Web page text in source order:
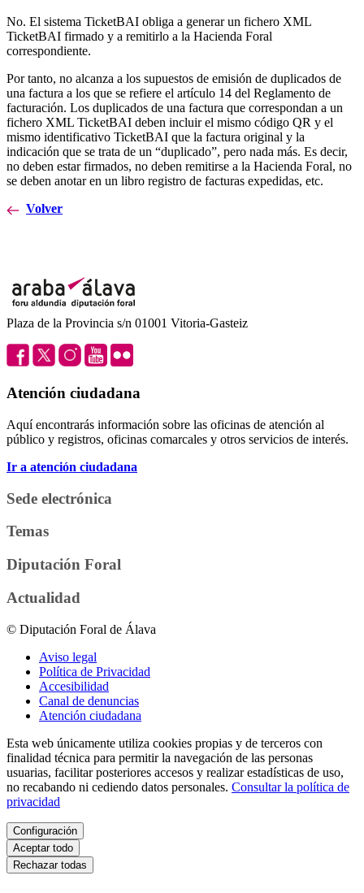
No. El sistema TicketBAI obliga a generar un fichero XML
TicketBAI firmado y a remitirlo a la Hacienda Foral
correspondiente.
Por tanto, no alcanza a los supuestos de emisión de duplicados de
una factura a los que se refiere el artículo 14 del Reglamento de
facturación. Los duplicados de una factura que correspondan a un
fichero XML TicketBAI deben incluir el mismo código QR y el
mismo identificativo TicketBAI que la factura original y la
indicación que se trata de un “duplicado”, pero nada más. Es decir,
no deben estar firmados, no deben remitirse a la Hacienda Foral, no
se deben anotar en un libro registro de facturas expedidas, etc.
Volver
Plaza de la Provincia s/n 01001 Vitoria-Gasteiz
Atención ciudadana
Aquí encontrarás información sobre las oficinas de atención al
público y registros, oficinas comarcales y otros servicios de interés.
Ir a atención ciudadana
Sede electrónica
Temas
Diputación Foral
Actualidad
© Diputación Foral de Álava
Aviso legal
Política de Privacidad
Accesibilidad
Canal de denuncias
Atención ciudadana
Esta web únicamente utiliza cookies propias y de terceros con
finalidad técnica para permitir la navegación de las personas
usuarias, facilitar posteriores accesos y realizar estadísticas de uso,
no recabando ni cediendo datos personales. Consultar la política de
privacidad
Configuración
Aceptar todo
Rechazar todas